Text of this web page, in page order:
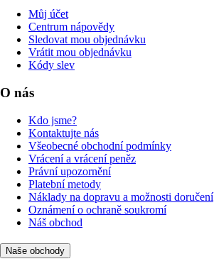
Můj účet
Centrum nápovědy
Sledovat mou objednávku
Vrátit mou objednávku
Kódy slev
O nás
Kdo jsme?
Kontaktujte nás
Všeobecné obchodní podmínky
Vrácení a vrácení peněz
Právní upozornění
Platební metody
Náklady na dopravu a možnosti doručení
Oznámení o ochraně soukromí
Náš obchod
Naše obchody